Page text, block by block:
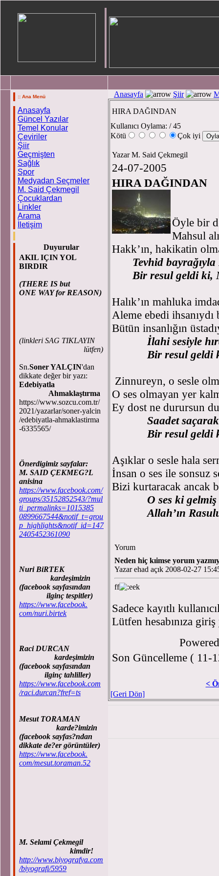
:: Ana Menü
Anasayfa
Güncel Yazılar
Temel Konular
Çeviriler
Şiir
Geçmişten
Sağlık
Spor
Medyadan Seçmeler
M. Said Çekmegil
Çocuklardan
Linkler
Arama
İletişim
Duyurular
AKIL IÇIN YOL
BIRDIR
(THERE IS but
ONE WAY for REASON)
(linkleri SAG TIKLAYIN
lütfen)
Sn.Soner YALÇIN'dan
dikkate değer bir yazı:
Edebiyatla
Ahmaklaştırma
https://www.sozcu.com.tr/
2021/yazarlar/soner-yalcin
/edebiyatla-ahmaklastirma
-6335565/
Önerdigimiz sayfalar:
M. SAID ÇEKMEG?L
anisina
https://www.facebook.com/
groups/35152852543/?mul
ti_permalinks=1015385
0899667544&notif_t=grou
p_highlights&notif_id=147
2405452361090
Nuri BiRTEK
kardeşimizin
(facebook sayfasından
ilginç tespitler)
https://www.facebook.
com/nuri.birtek
Raci DURCAN
kardeşimizin
(facebook sayfasından
ilginç tahliller)
https://www.facebook.com
/raci.durcan?fref=ts
Mesut TORAMAN
karde?imizin
(facebook sayfas?ndan
dikkate de?er görüntüler)
https://www.facebook.
com/mesut.toraman.52
M. Selami Çekmegil
kimdir!
http://www.biyografya.com
/biyografi/5959
Anasayfa Şiir
HIRA DAĞINDAN
Kullanıcı Oylama: / 45
Kötü
Çok iyi
Yazar M. Said Çekmegil
24-07-2005
HIRA DAĞINDAN
Öyle bir
Mahsul
Hakk’ın, hakikatin
Tevhid
Bir resul geldi ki,
Halık’ın mahluka
Aleme ebedi ihsanıydı
Bütün insanlığın
İlahi sesiyle
Bir resul geldi
Zinnureyn, o sesle
O ses olmayan yer
Ey dost ne durursun
Saadet
Bir resul geldi
Aşıklar o sesle hala
İnsan o ses ile sonsuz
Bizi kurtaracak ancak
O ses ki
Allah’ın
Yorum
Neden hiç kıimse yorum
Yazar ehad açık 2008-02-27
ff
Sadece kayıtlı
Lütfen hesabınıza
Son Güncelleme ( 11-
<
[Geri Dön]